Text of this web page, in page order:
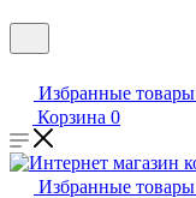
Избранные товары
Корзина 0
Избранные товары